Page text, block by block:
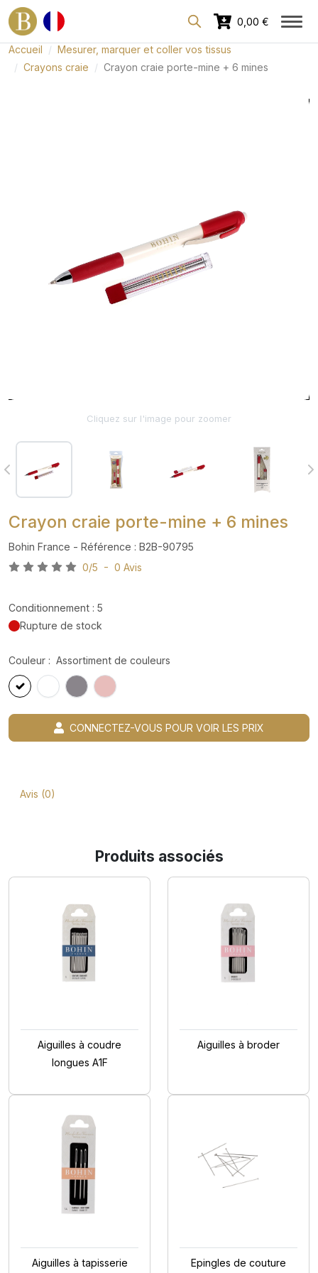
Espace dédié aux professionnels
0,00 €
Accueil
Mesurer, marquer et coller vos tissus
Crayons craie
Crayon craie porte-mine + 6 mines
Cliquez sur l'image pour zoomer
Crayon craie porte-mine + 6 mines
Bohin France - Référence : B2B-90795
0/5 - 0 Avis
Conditionnement : 5
Rupture de stock
Couleur : Assortiment de couleurs
CONNECTEZ-VOUS POUR VOIR LES PRIX
Avis (0)
Produits associés
Aiguilles à coudre
longues A1F
Aiguilles à broder
Aiguilles à tapisserie Epingles de couture